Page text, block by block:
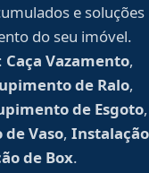
e soluções
do seu imóvel.
Caça Vazamento,
de Ralo,
de Esgoto,
Vaso, Instalação
de Box.